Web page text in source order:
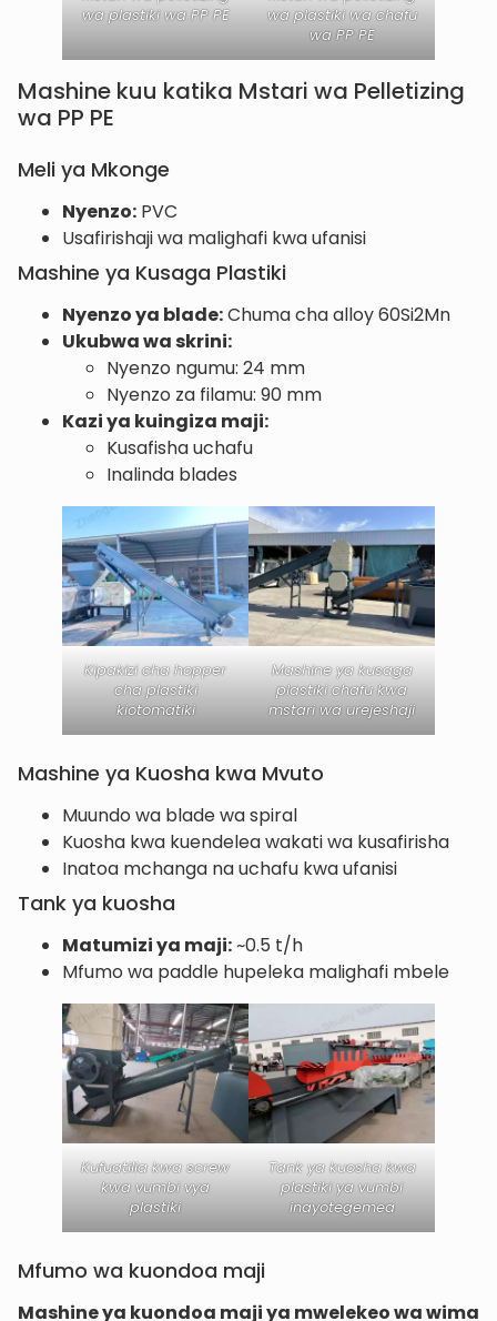
wa plastiki wa PP PE
wa plastiki wa chafu
wa PP PE
Mashine kuu katika Mstari wa Pelletizing
wa PP PE
Meli ya Mkonge
Nyenzo: PVC
Usafirishaji wa malighafi kwa ufanisi
Mashine ya Kusaga Plastiki
Nyenzo ya blade:Chuma cha alloy 60Si2Mn
Ukubwa wa skrini:
Nyenzo ngumu: 24 mm
Nyenzo za filamu: 90 mm
Kazi ya kuingiza maji:
Kusafisha uchafu
Inalinda blades
Kipakizi cha hopper
cha plastiki
kiotomatiki
Mashine ya kusaga
plastiki chafu kwa
mstari wa urejeshaji
Mashine ya Kuosha kwa Mvuto
Muundo wa blade wa spiral
Kuosha kwa kuendelea wakati wa kusafirisha
Inatoa mchanga na uchafu kwa ufanisi
Tank ya kuosha
Matumizi ya maji:~0.5 t/h
Mfumo wa paddle hupeleka malighafi mbele
Kufuatilia kwa screw
kwa vumbi vya
plastiki
Tank ya kuosha kwa
plastiki ya vumbi
inayotegemea
Mfumo wa kuondoa maji
Mashine ya kuondoa maji ya mwelekeo wa wima